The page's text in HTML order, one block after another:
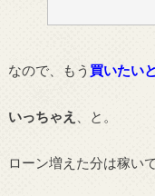
なので、もう 買いたい
いっちゃえ 、と。
ローン増えた分は稼い